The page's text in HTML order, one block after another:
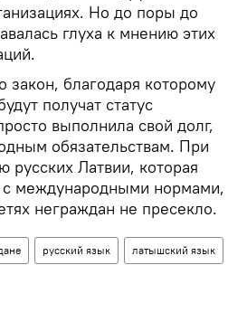
Но до поры до
глуха к мнению этих
закон, благодаря которому
получат статус
выполнила свой долг,
обязательствам. При
русских Латвии, которая
с международными нормами,
неграждан не пресекло.
русский язык латышский язык